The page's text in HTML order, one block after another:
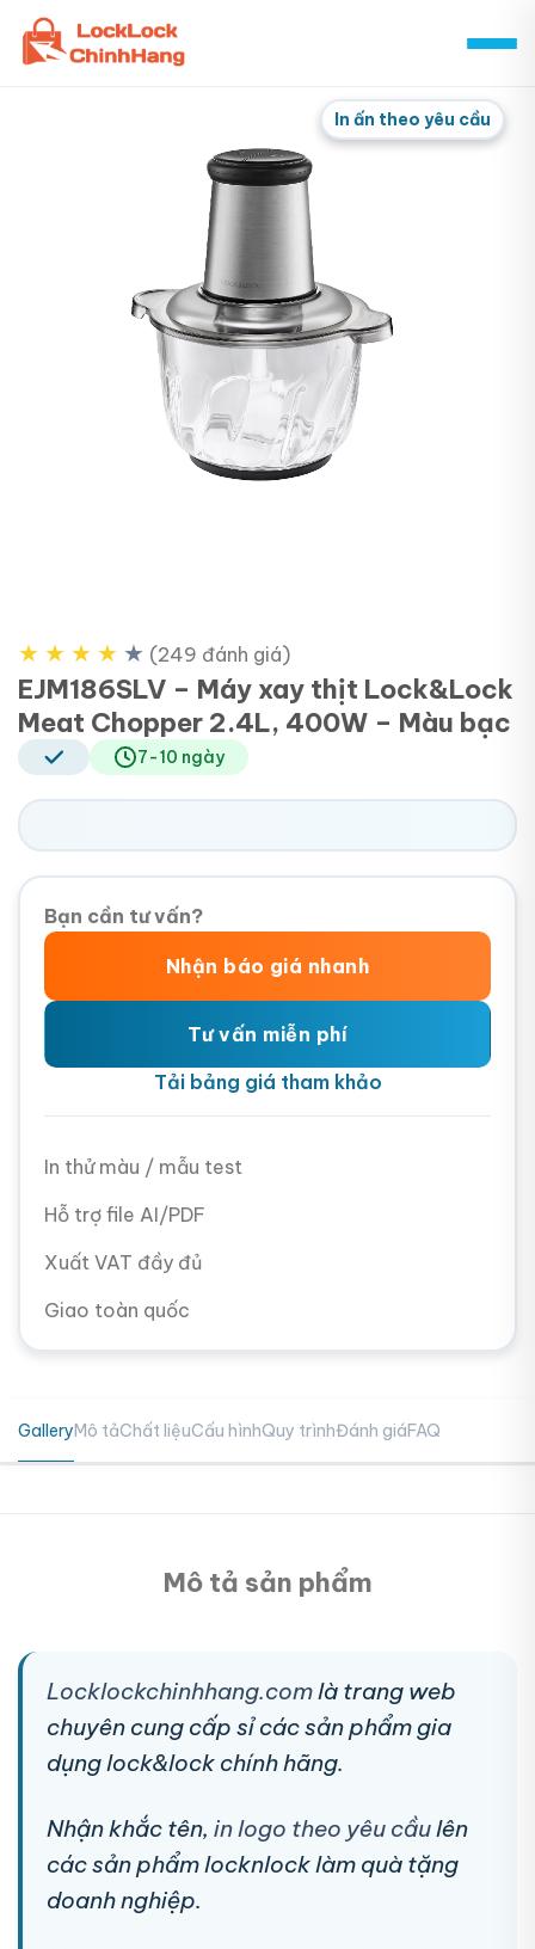
Skip
content
In ấn theo yêu cầu
★ ★ ★ ★ ★ (249 đánh giá)
EJM186SLV – Máy xay thịt Lock&Lock
Meat Chopper 2.4L, 400W – Màu bạc
7-10 ngày
Bạn cần tư vấn?
Nhận báo giá nhanh
Tư vấn miễn phí
Tải bảng giá tham khảo
In thử màu / mẫu test
Hỗ trợ file AI/PDF
Xuất VAT đầy đủ
Giao toàn quốc
GalleryMô tảChất liệuCấu hìnhQuy trìnhĐánh giáFAQ
Mô tả sản phẩm
Locklockchinhhang.comlà trang web
chuyên cung cấp sỉ các sản phẩm gia
dụng lock&lock chính hãng.
Nhận khắc tên, in logo theo yêu cầulên
các sản phẩm locknlock làm quà tặng
doanh nghiệp.